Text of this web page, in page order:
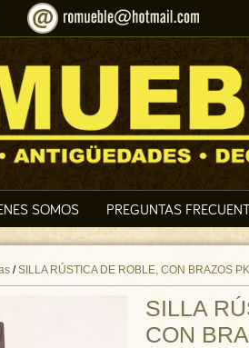
SOMOS PREGUNTAS
/SILLA RÚSTICA DE ROBLE, CON BRAZOS PK
SILLA
CON